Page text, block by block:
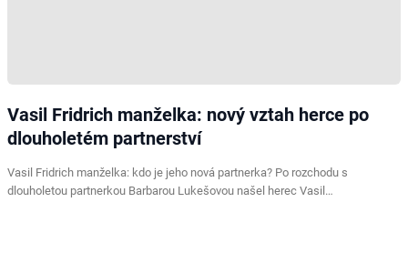
Vasil Fridrich manželka: nový vztah herce po
dlouholetém partnerství
Vasil Fridrich manželka: kdo je jeho nová partnerka? Po rozchodu s
dlouholetou partnerkou Barbarou Lukešovou našel herec Vasil…